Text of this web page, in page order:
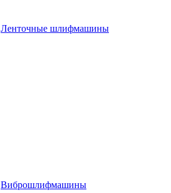
Ленточные шлифмашины
Виброшлифмашины